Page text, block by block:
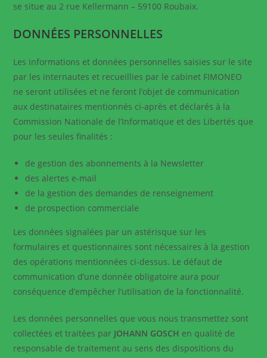
se situe au 2 rue Kellermann – 59100 Roubaix.
DONNÉES PERSONNELLES
Les informations et données personnelles saisies sur le site
par les internautes et recueillies par le cabinet FIMONEO
ne seront utilisées et ne feront l’objet de communication
aux destinataires mentionnés ci-après et déclarés à la
Commission Nationale de l’Informatique et des Libertés que
pour les seules finalités :
de gestion des abonnements à la Newsletter
des alertes e-mail
de la gestion des demandes de renseignement
de prospection commerciale
Les données signalées par un astérisque sur les
formulaires et questionnaires sont nécessaires à la gestion
des opérations mentionnées ci-dessus. Le défaut de
communication d’une donnée obligatoire aura pour
conséquence d’empêcher l’utilisation de la fonctionnalité.
Les données personnelles que vous nous transmettez sont
collectées et traitées par JOHANN GOSCH en qualité de
responsable de traitement au sens des dispositions du